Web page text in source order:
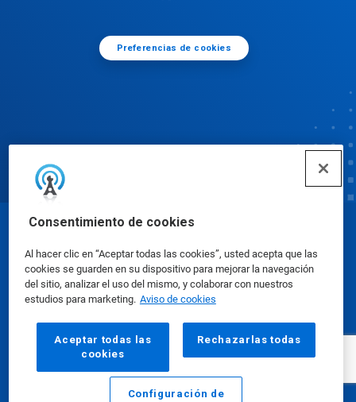
Consentimiento de cookies
Al hacer clic en “Aceptar todas las cookies”, usted acepta que las
cookies se guarden en su dispositivo para mejorar la navegación
del sitio, analizar el uso del mismo, y colaborar con nuestros
estudios para marketing. Aviso de cookies
Aceptar todas las
cookies
Rechazarlas todas
Configuración de
Preferencias de cookies
Hojas de datos de seguridad|Política de privacidad
Condiciones de uso